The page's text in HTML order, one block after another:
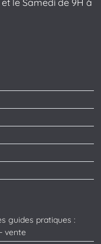
le Samedi de 9H à
guides pratiques :
vente